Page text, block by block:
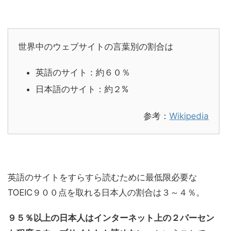
世界中のウェブサイトの言葉別の割合は
英語のサイト：約６０％
日本語のサイト：約２%
参考： Wikipedia
英語のサイトをすらすら読むために最低限必要な
TOEIC９００点を取れる日本人の割合は３～４％。
９５％以上の日本人はインターネット上の２パーセン